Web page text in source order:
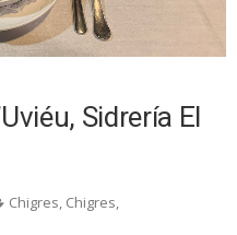
Sidrería El
Chigres, Chigres,